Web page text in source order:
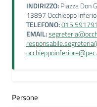
INDIRIZZO:Piazza Don
13897 Occhieppo
TELEFONO:015
EMAIL:
Persone